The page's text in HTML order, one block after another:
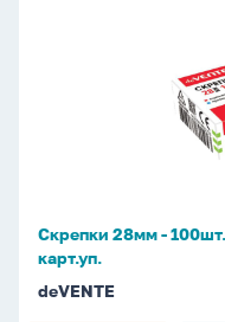
оцинкованные,
Скрепки 28мм -
карт.уп.
deVENTE